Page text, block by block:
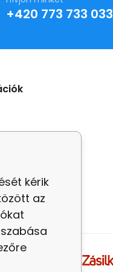
+420 773 733 033
kérik
az